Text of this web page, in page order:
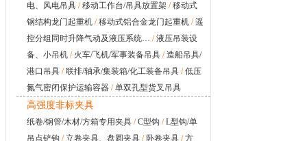
电、风电吊具 /移动工作台/吊具放置架 /移动式
钢结构龙门起重机 /移动式铝合金龙门起重机 /遥
控分组同时升降气动及液压系统… /液压吊装设
备、小吊机 / 火车/飞机/军事装备吊具 /造船吊具/
港口吊具 /联排/轴承/集装箱/化工装备吊具 /低压
氮气密闭保护运输容器 /单双孔型货叉吊具
高强度非标夹具
纸卷/钢管/木材/方箱专用夹具 /C型钩 /L型钩/单
吊点铲钩 /立卷夹具、盘圆夹具 / 卧卷夹具 /方